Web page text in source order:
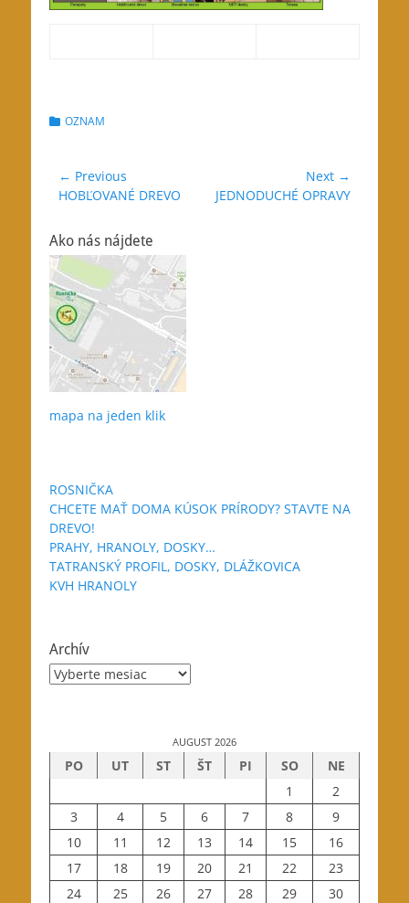
Categories
OZNAM
Navigácia
v
← Previous
Previous
HOBĽOVANÉ DREVO
Next →
Next
JEDNODUCHÉ OPRAVY
Ako nás nájdete
mapa na jeden klik
ROSNIČKA
CHCETE MAŤ DOMA KÚSOK PRÍRODY? STAVTE NA
DREVO!
PRAHY, HRANOLY, DOSKY…
TATRANSKÝ PROFIL, DOSKY, DLÁŽKOVICA
KVH HRANOLY
Archív
Archív
AUGUST 2026
PO UT ST ŠT PI SO
NE
1
2
3
4 5 6 7 8
9
10
11 12 13 14 15
16
17
18 19 20 21 22
23
24
25 26 27 28 29 30